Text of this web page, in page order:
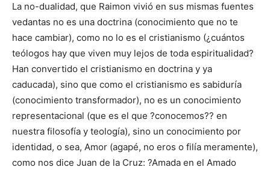
La no-dualidad, que Raimon vivió en sus mismas fuentes
vedantas no es una doctrina (conocimiento que no te
hace cambiar), como no lo es el cristianismo (¿cuántos
teólogos hay que viven muy lejos de toda espiritualidad?
Han convertido el cristianismo en doctrina y ya
caducada), sino que como el cristianismo es sabiduría
(conocimiento transformador), no es un conocimiento
representacional (que es el que ?conocemos?? en
nuestra filosofía y teología), sino un conocimiento por
identidad, o sea, Amor (agapé, no eros o filía meramente),
como nos dice Juan de la Cruz: ?Amada en el Amado